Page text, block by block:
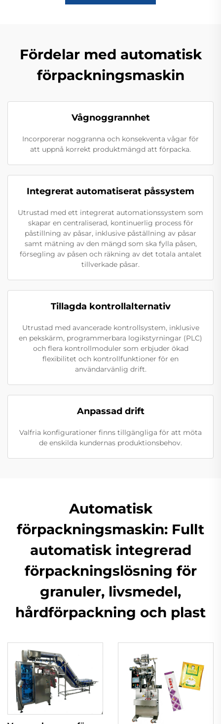
Fördelar med automatisk
förpackningsmaskin
Vågnoggrannhet
Incorporerar noggranna och konsekventa vågar för
att uppnå korrekt produktmängd att förpacka.
Integrerat automatiserat påssystem
Utrustad med ett integrerat automationssystem som
skapar en centraliserad, kontinuerlig process för
påstillning av påsar, inklusive påställning av påsar
samt mätning av den mängd som ska fylla påsen,
försegling av påsen och räkning av det totala antalet
tillverkade påsar.
Tillagda kontrollalternativ
Utrustad med avancerade kontrollsystem, inklusive
en pekskärm, programmerbara logikstyrningar (PLC)
och flera kontrollmoduler som erbjuder ökad
flexibilitet och kontrollfunktioner för en
användarvänlig drift.
Anpassad drift
Valfria konfigurationer finns tillgängliga för att möta
de enskilda kundernas produktionsbehov.
Automatisk
förpackningsmaskin: Fullt
automatisk integrerad
förpackningslösning för
granuler, livsmedel,
hårdförpackning och plast